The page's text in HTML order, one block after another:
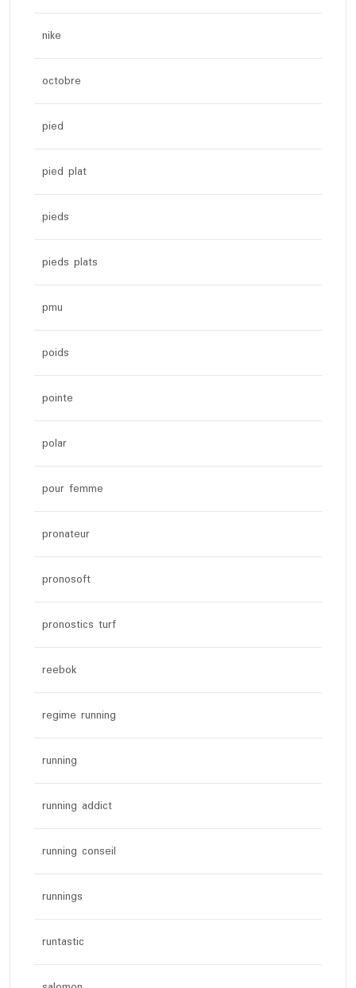
nike
octobre
pied
pied plat
pieds
pieds plats
pmu
poids
pointe
polar
pour femme
pronateur
pronosoft
pronostics turf
reebok
regime running
running
running addict
running conseil
runnings
runtastic